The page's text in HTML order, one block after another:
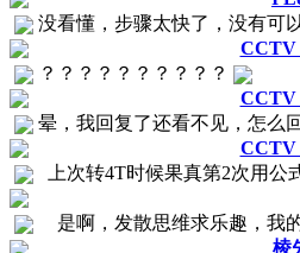
没看懂，步骤太快了，没有可
CCTV
？？？？？？？？？？
CCTV
晕，我回复了还看不见，怎么
CCTV
上次转4T时候果真第2次用公
是啊，发散思维求乐趣，我
棱